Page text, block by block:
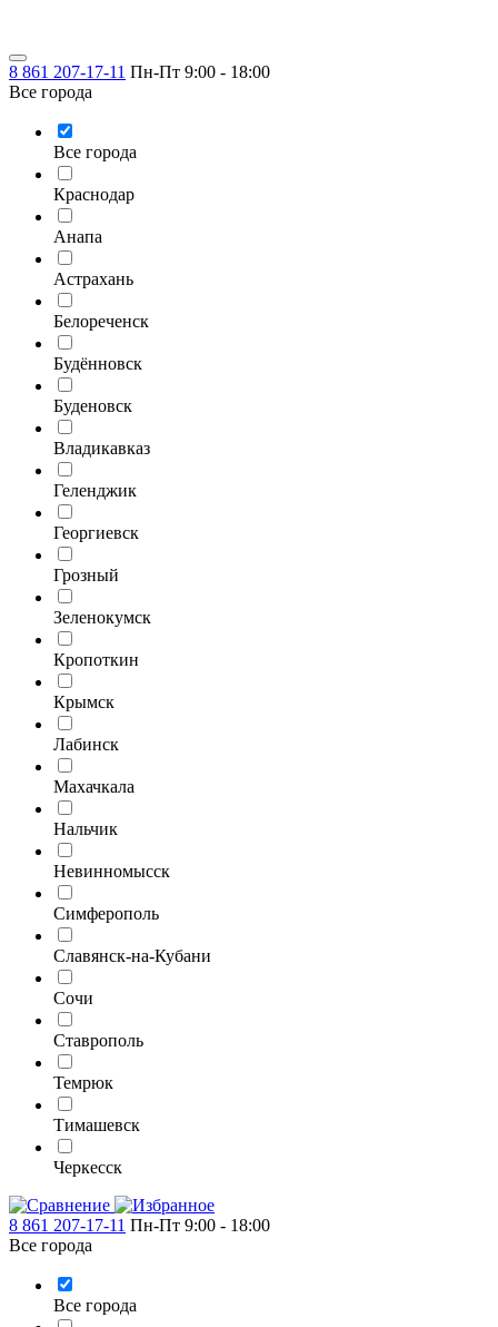
8 861 207-17-11 Пн-Пт 9:00 - 18:00
Все города
Все города
Краснодар
Анапа
Астрахань
Белореченск
Будённовск
Буденовск
Владикавказ
Геленджик
Георгиевск
Грозный
Зеленокумск
Кропоткин
Крымск
Лабинск
Махачкала
Нальчик
Невинномысск
Симферополь
Славянск-на-Кубани
Сочи
Ставрополь
Темрюк
Тимашевск
Черкесск
8 861 207-17-11 Пн-Пт 9:00 - 18:00
Все города
Все города